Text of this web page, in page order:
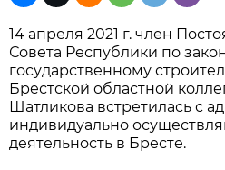
14 апреля 2021 г. член
Совета Республики по
государственному
Брестской областной
Шатликова встретилась с
индивидуально
деятельность в Бресте.